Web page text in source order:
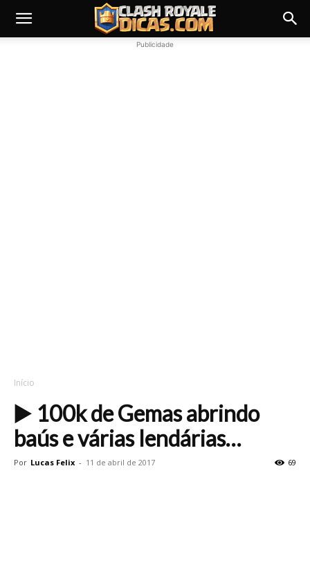
Publicidade
Início
▶️ 100k de Gemas abrindo
baús e várias lendárias…
Por Lucas Felix - 11 de abril de 2017 69